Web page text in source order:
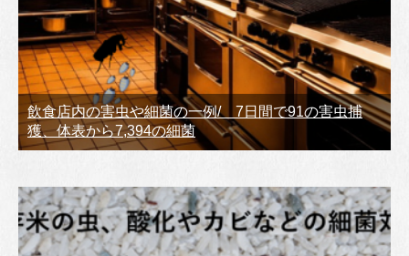
飲食店内の害虫や細菌の一例/ 7日間で91の害虫捕
獲、体表から7,394の細菌